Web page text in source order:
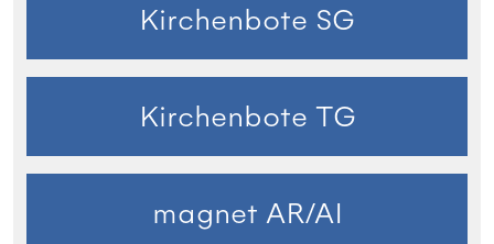
Kirchenbote SG
Kirchenbote TG
magnet AR/AI